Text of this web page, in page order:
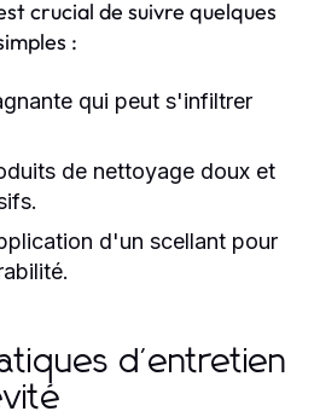
crucial de suivre quelques
:
qui peut s'infiltrer
de nettoyage doux et
d'un scellant pour
d'entretien